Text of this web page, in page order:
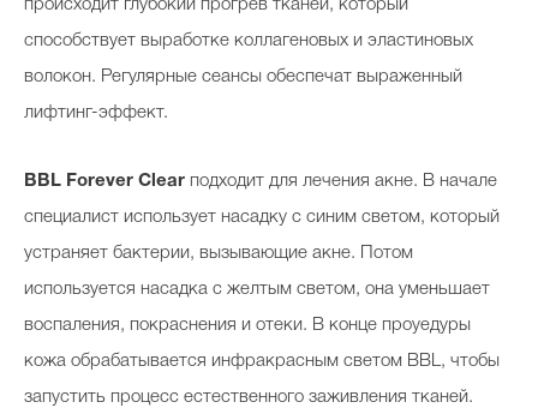
происходит глубокий прогрев тканей, который
способствует выработке коллагеновых и эластиновых
волокон. Регулярные сеансы обеспечат выраженный
лифтинг-эффект.
BBL Forever Clear подходит для лечения акне. В начале
специалист использует насадку с синим светом, который
устраняет бактерии, вызывающие акне. Потом
используется насадка с желтым светом, она уменьшает
воспаления, покраснения и отеки. В конце проуедуры
кожа обрабатывается инфракрасным светом BBL, чтобы
запустить процесс естественного заживления тканей.